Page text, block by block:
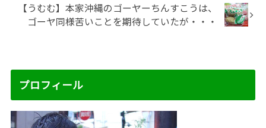
【うむむ】本家沖縄のゴーヤーちんすこうは、
ゴーヤ同様苦いことを期待していたが・・・
プロフィール